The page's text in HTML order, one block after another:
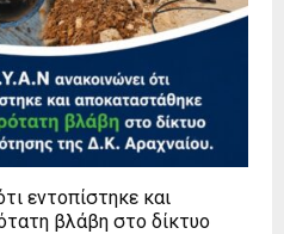
εντοπίστηκε και
βλάβη στο δίκτυο